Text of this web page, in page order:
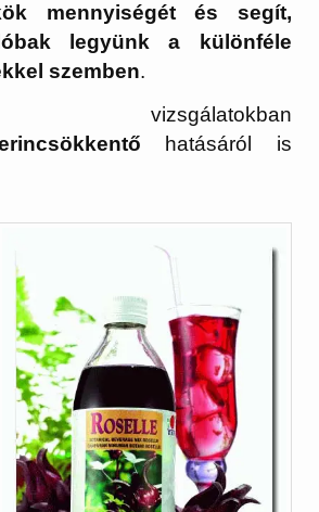
mennyiségét és segít,
legyünk a különféle
szemben.
hatásáról is